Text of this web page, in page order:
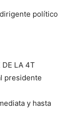
político
DE LA 4T
presidente
y hasta